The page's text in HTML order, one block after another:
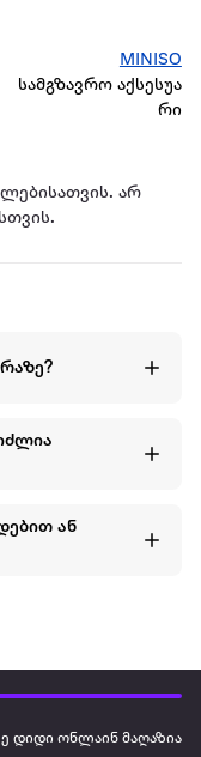
MINISO
სამგზავრო აქსესუა
რი
არ
ან
დიდი ონლაინ მაღაზია